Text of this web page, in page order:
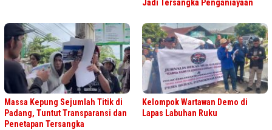
Jadi Tersangka Penganiayaan
Massa Kepung Sejumlah Titik di
Padang, Tuntut Transparansi dan
Penetapan Tersangka
Kelompok Wartawan Demo di
Lapas Labuhan Ruku